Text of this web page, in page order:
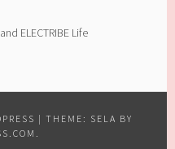
ELECTRIBE Life
| THEME: SELA BY
.